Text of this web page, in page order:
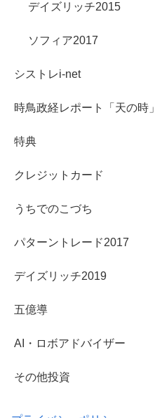
デイズリッチ2015
ソフィア2017
シストレi-net
時鳥政経レポート「天の時」
特典
クレジットカード
うちでのこづち
パターントレード2017
デイズリッチ2019
五億導
AI・ロボアドバイザー
その他投資